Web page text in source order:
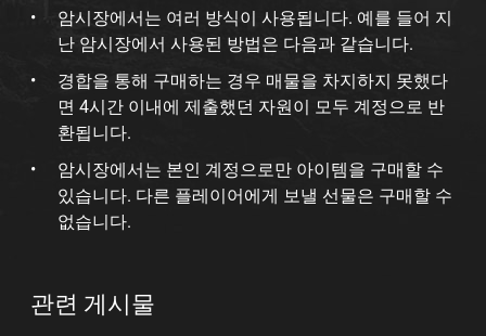
암시장에서는 여러 방식이 사용됩니다. 예를 들어 지
난 암시장에서 사용된 방법은 다음과 같습니다.
경합을 통해 구매하는 경우 매물을 차지하지 못했다
면 4시간 이내에 제출했던 자원이 모두 계정으로 반
환됩니다.
암시장에서는 본인 계정으로만 아이템을 구매할 수
있습니다. 다른 플레이어에게 보낼 선물은 구매할 수
없습니다.
관련 게시물